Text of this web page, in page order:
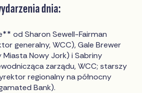
dnia:
od Sharon Sewell-Fairman
generalny, WCC), Gale Brewer
Miasta Nowy Jork) i Sabriny
zarządu, WCC; starszy
regionalny na północny
Bank).